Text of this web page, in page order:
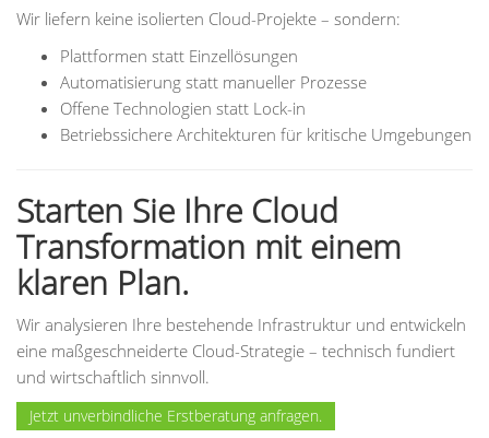
Wir liefern keine isolierten Cloud-Projekte – sondern:
Plattformen statt Einzellösungen
Automatisierung statt manueller Prozesse
Offene Technologien statt Lock-in
Betriebssichere Architekturen für kritische Umgebungen
Starten Sie Ihre Cloud
Transformation mit einem
klaren Plan.
Wir analysieren Ihre bestehende Infrastruktur und entwickeln
eine maßgeschneiderte Cloud-Strategie – technisch fundiert
und wirtschaftlich sinnvoll.
Jetzt unverbindliche Erstberatung anfragen.